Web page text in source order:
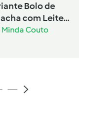
Bolo de
com Leite
Minda Couto